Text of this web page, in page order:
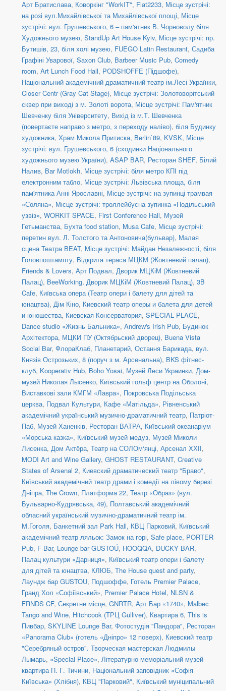
Арт Братислава, Коворкінг "WorkIT", Flat2233, Місце зустрічі:
на розі вул.Михайлівської та Михайлівської площі, Місце
зустрічі: вул. Грушевського, 6 – пам'ятник В. Чорноволу біля
Художнього музею, StandUp Art House Kyiv, Місце зустрічі: пр.
Бутишів, 23, біля холі музею, FUEGO Latin Restaurant, Садиба
Графіні Уварової, Saxon Club, Barbeer Music Pub, Comedy
room, Art Lunch Food Hall, PODSHOFFE (Підшофе),
Національний академічний драматичний театр ім.Лесі Українки,
Closer Centr (Gray Cat Stage), Місце зустрічі: Золотоворітський
сквер при виході з м. Золоті ворота, Місце зустрічі: Пам'ятник
Шевченку біля Університету, Вихід із м.Т. Шевченка
(повертаєте направо з метро, з переходу наліво), біля Будинку
художника, Храм Микола Притиска, Berlin`89, KVSK, Місце
зустрічі: вул. Грушевського, 6 (сходинки Національного
художнього музею України), ASAP BAR, Ресторан SHEF, Білий
Налив, Bar Motlokh, Місце зустрічі: біля метро КПІ під
електронним табло, Місце зустрічі: Львівська площа, біля
пам'ятника Анні Ярославні, Місце зустрічі: на зупинці трамвая
«Соляна», Місце зустрічі: троллейбусна зупинка «Подільський
узвіз», WORKIT SPACE, First Conference Hall, Музей
Гетьманства, Бухта food station, Musa Cafe, Місце зустрічі:
перетин вул. Л. Толстого та Антоновича(бульвар), Малая
сцена Театра BEAT, Місце зустрічі: Майдан Незалежності, біля
Головпоштампту, Відкрита тераса МЦКМ (Жовтневий палац),
Friends & Lovers, Арт Подвал, Дворик МЦКіМ (Жовтневий
Палац), BeeWorking, Дворик МЦКіМ (Жовтневий Палац), 3B
Cafe, Київська опера (Театр опери і балету для дітей та
юнацтва), Дім Кіно, Киевский театр оперы и балета для детей
и юношества, Киевская Консерватория, SPECIAL PLACE,
Dance studio «Жизнь Бальника», Andrew's Irish Pub, Будинок
Архітектора, МЦКИ ПУ (Октябрьский дворец), Buena Vista
Social Bar, ФлораКлаб, Планетарий, Остання Барикада, вул.
Князів Острозьких, 8 (поруч з м. Арсенальна), BKS фітнес-
клуб, Kooperativ Hub, Boho Yosai, Музей Леси Украинки, Дом-
музей Николая Лысенко, Київський гольф центр на Оболоні,
Виставкові зали КМГМ «Лавра», Покровська Подільська
церква, Подвал Культури, Кафе «Матільда», Рівненський
академічний український музично-драматичний театр, Патріот-
Паб, Музей Ханенків, Ресторан ВАТРА, Київський океанаріум
«Морська казка», Київський музей медуз, Музей Миколи
Лисенка, Дом Актёра, Театр на СОЛОм‘янці, Арсенал ХХІІ,
MODI Art and Wine Gallery, GHOST RESTAURANT, Creative
States of Arsenal 2, Киевский драматический театр "Браво",
Київський академічний театр драми і комедії на лівому березі
Дніпра, The Crown, Платформа 22, Театр «Образ» (вул.
Бульварно-Кудрявська, 49), Полтавський академічний
обласний український музично-драматичний театр ім.
М.Гоголя, Банкетний зал Park Hall, КВЦ Парковий, Київський
академічний театр ляльок: Замок на горі, Safe place, PORTER
Pub, F-Bar, Lounge bar GUSTOÚ, HOOQQA, DUCKY BAR,
Палац культури «Дарниця», Київський театр опери і балету
для дітей та юнацтва, КЛЮБ, The House quest and party,
Лаундж бар GUSTOU, Подшоффе, Готель Premier Palace,
Гранд Хол «Софіївський», Premier Palace Hotel, NLSN &
FRNDS CF, Секретне місце, GNRTR, Арт Бар «1740», Malbec
Tango and Wine, Hitchcook (ТРЦ Gulliver), Квартира 6, This is
Пивбар, SKYLINE Lounge Bar, Фотостудія "Пандора", Ресторан
«Panorama Club» (готель «Дніпро» 12 поверх), Киевский театр
"Серебряный остров". Творческая мастерская Людмилы
Лымарь, «Special Place», Літературно-меморіальний музей-
квартира П. Г. Тичини, Національний заповідник «Софія
Київська» (Хлібня), КВЦ "Парковий", Київський муніципальний